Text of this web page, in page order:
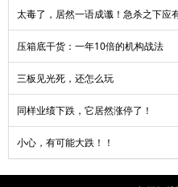
太毒了，居然一语成谶！急杀之下应
压箱底干货：一年10倍的机构战法
三板见光死，还怎么玩
同样业绩下跌，它居然涨停了！
小心，有可能大跌！！